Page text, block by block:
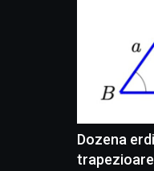
Dozena